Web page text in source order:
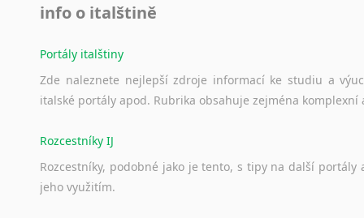
info o italštině
Portály italštiny
Zde naleznete nejlepší zdroje informací ke studiu a
italské portály apod. Rubrika obsahuje zejména komplexní
Rozcestníky IJ
Rozcestníky, podobné jako je tento, s tipy na další portály
jeho využitím.